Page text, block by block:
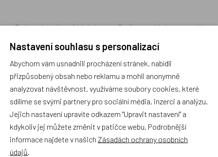
Zatím zde nejsou žádné dotazy. Buďte první, kdo se zeptá!
Recenze
Produkt zatím nemá žádné hodnocení,
buďte první, kdo
produkt ohodnotí!
Nastavení souhlasu s personalizací
Abychom vám usnadnili procházení stránek, nabídli
přizpůsobený obsah nebo reklamu a mohli anonymně
analyzovat návštěvnost, využíváme soubory cookies, které
sdílíme se svými partnery pro sociální média, inzerci a analýzu.
Jejich nastavení upravíte odkazem "Upravit nastavení" a
kdykoliv jej můžete změnit v patičce webu. Podrobnější
informace najdete v našich Zásadách ochrany osobních
údajů